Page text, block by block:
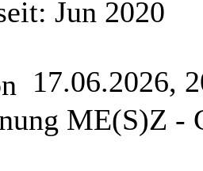
Jun 2020
17.06.2026,
ME(S)Z -